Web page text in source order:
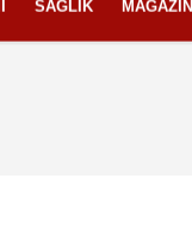
SAĞLIK MAGAZIN